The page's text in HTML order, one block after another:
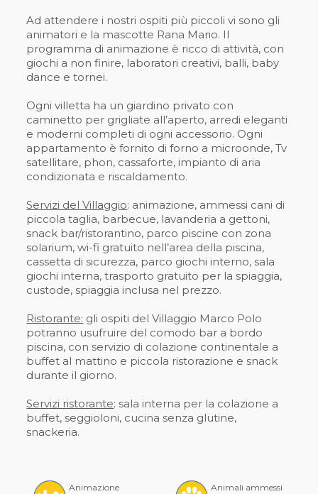
Ad attendere i nostri ospiti più piccoli vi sono gli
animatori e la mascotte Rana Mario. Il
programma di animazione è ricco di attività, con
giochi a non finire, laboratori creativi, balli, baby
dance e tornei.
Ogni villetta ha un giardino privato con
caminetto per grigliate all’aperto, arredi eleganti
e moderni completi di ogni accessorio. Ogni
appartamento è fornito di forno a microonde, Tv
satellitare, phon, cassaforte, impianto di aria
condizionata e riscaldamento.
Servizi del Villaggio: animazione, ammessi cani di
piccola taglia, barbecue, lavanderia a gettoni,
snack bar/ristorantino, parco piscine con zona
solarium, wi-fi gratuito nell’area della piscina,
cassetta di sicurezza, parco giochi interno, sala
giochi interna, trasporto gratuito per la spiaggia,
custode, spiaggia inclusa nel prezzo.
Ristorante: gli ospiti del Villaggio Marco Polo
potranno usufruire del comodo bar a bordo
piscina, con servizio di colazione continentale a
buffet al mattino e piccola ristorazione e snack
durante il giorno.
Servizi ristorante: sala interna per la colazione a
buffet, seggioloni, cucina senza glutine,
snackeria.
Animazione Animali ammessi